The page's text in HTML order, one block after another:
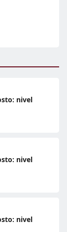
nivel
nivel
nivel